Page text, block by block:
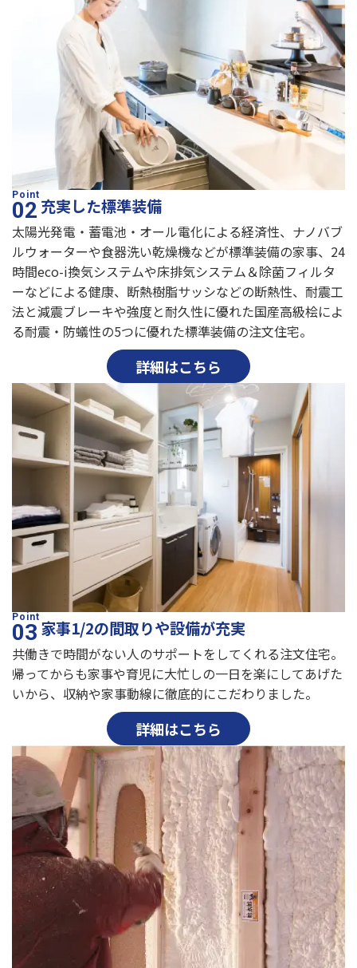
充実した標準装備
太陽光発電・蓄電池・オール電化による経済性、ナノバブ
ルウォーターや食器洗い乾燥機などが標準装備の家事、24
時間eco-i換気システムや床排気システム＆除菌フィルタ
ーなどによる健康、断熱樹脂サッシなどの断熱性、耐震工
法と減震ブレーキや強度と耐久性に優れた国産高級桧によ
る耐震・防蟻性の5つに優れた標準装備の注文住宅。
詳細はこちら
家事1/2の間取りや設備が充実
共働きで時間がない人のサポートをしてくれる注文住宅。
帰ってからも家事や育児に大忙しの一日を楽にしてあげた
いから、収納や家事動線に徹底的にこだわりました。
詳細はこちら